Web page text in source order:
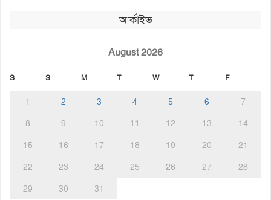
আর্কাইভ
August 2026
S S M T W T F
1 2 3 4 5 6
7
8
9 10 11 12 13
14
15
16 17 18 19 20
21
22
23 24 25 26 27
28
29
30
31